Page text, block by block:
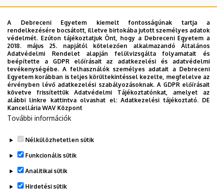
Legutóbbi frissítés: 2023. 10. 27. 12:32
A Debreceni Egyetem kiemelt fontosságúnak tartja a
rendelkezésére bocsátott, illetve birtokába jutott személyes adatok
védelmét. Ezúton tájékoztatjuk Önt, hogy a Debreceni Egyetem a
2018. május 25. napjától kötelezően alkalmazandó Általános
Adatvédelmi Rendelet alapján felülvizsgálta folyamatait és
beépítette a GDPR előírásait az adatkezelési és adatvédelmi
tevékenységébe. A felhasználók személyes adatait a Debreceni
Egyetem korábban is teljes körültekintéssel kezelte, megfelelve az
érvényben lévő adatkezelési szabályozásoknak. A GDPR előírásait
követve frissítettük Adatvédelmi Tájékoztatónkat, amelyet az
alábbi linkre kattintva olvashat el:Adatkezelési tájékoztató. DE
Kancellária WAV Központ
További információk
Nélkülözhetetlen sütik
Funkcionális sütik
Analitikai sütik
Hirdetési sütik